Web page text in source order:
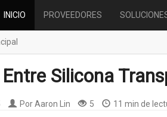
INICIO PROVEEDORES
Silicona
PorAaron Lin 5 11 min de